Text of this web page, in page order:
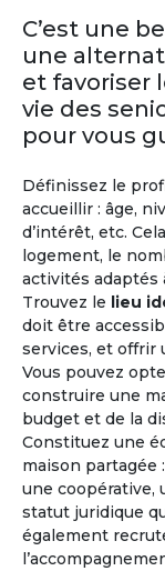
C’est une
une
et favoriser
vie des
pour vous
Définissez le
accueillir : âge,
d’intérêt, etc.
logement, le
activités adaptés
Trouvez le lieu
doit être
services, et offrir
Vous pouvez
construire une
budget et de la
Constituez une
maison partagée
une coopérative,
statut juridique
également
Retraite
Malte
l’année,
La Valette à
côtoient,
pays où il
Malte
santé
langue